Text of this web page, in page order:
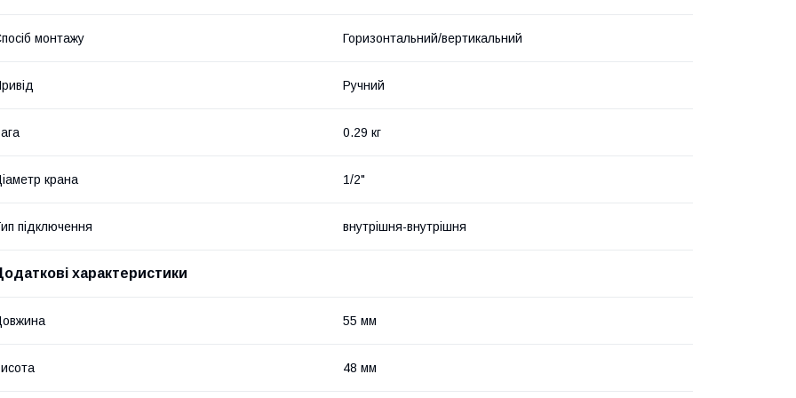
монтажу Горизонтальний/вертикальний
Ручний
0.29 кг
крана 1/2"
підключення внутрішня-внутрішня
характеристики
55 мм
48 мм